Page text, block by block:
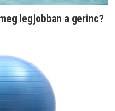
legjobban a gerinc?